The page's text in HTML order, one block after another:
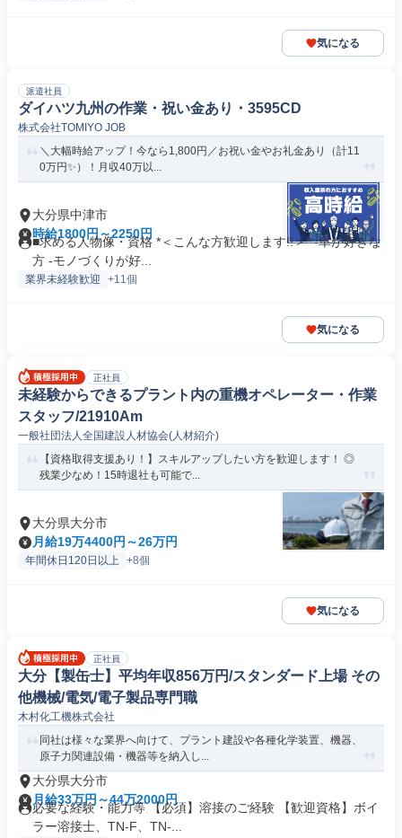
気になる
派遣社員
ダイハツ九州の作業・祝い金あり・3595CD
株式会社TOMIYO JOB
＼大幅時給アップ！今なら1,800円／お祝い金やお礼金あり（計11
0万円✨）！月収40万以...
大分県中津市
時給1800円～2250円
■求める人物像・資格 *＜こんな方歓迎します!!＞* -車が好きな
方 -モノづくりが好...
業界未経験歓迎 +11個
気になる
正社員
未経験からできるプラント内の重機オペレーター・作業
スタッフ/21910Am
一般社団法人全国建設人材協会(人材紹介)
【資格取得支援あり！】スキルアップしたい方を歓迎します！ ◎
残業少なめ！15時退社も可能で...
大分県大分市
月給19万4400円～26万円
年間休日120日以上 +8個
気になる
正社員
大分【製缶士】平均年収856万円/スタンダード上場 その
他機械/電気/電子製品専門職
木村化工機株式会社
同社は様々な業界へ向けて、プラント建設や各種化学装置、機器、
原子力関連設備・機器等を納入し...
大分県大分市
月給33万円～44万2000円
必要な経験・能力等 【必須】溶接のご経験 【歓迎資格】ボイ
ラー溶接士、TN-F、TN-...